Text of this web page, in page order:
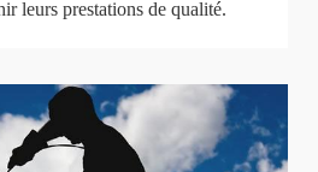
leurs prestations de qualité.